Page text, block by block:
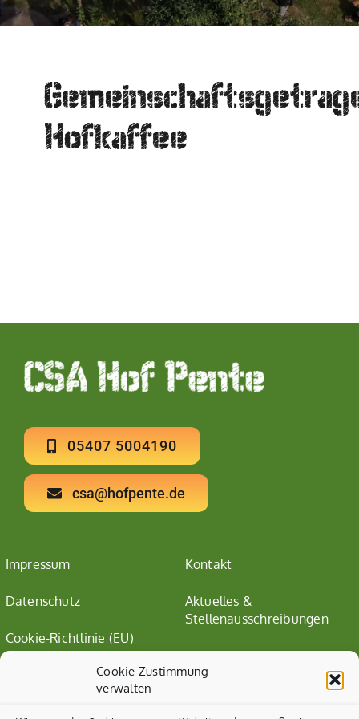
Cookie Zustimmung
verwalten
Hofkaffee
05407 5004190
csa@hofpente.de
Impressum
Datenschutz
Cookie-Richtlinie (EU)
Kontakt
Aktuelles &
Stellenausschreibungen